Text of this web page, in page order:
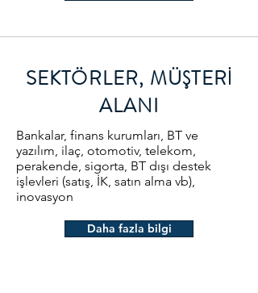
SEKTÖRLER, MÜŞTERİ
ALANI
Bankalar, finans kurumları, BT ve
yazılım, ilaç, otomotiv, telekom,
perakende, sigorta, BT dışı destek
işlevleri (satış, İK, satın alma vb),
inovasyon
Daha fazla bilgi